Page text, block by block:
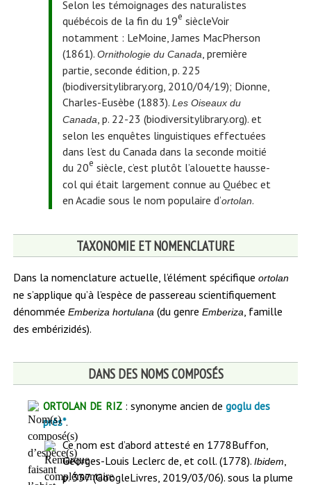
Selon les témoignages des naturalistes
québécois de la fin du 19e siècleVoir
notamment : LeMoine, James MacPherson
(1861). Ornithologie du Canada , première
partie, seconde édition, p. 225
(biodiversitylibrary.org, 2010/04/19); Dionne,
Charles-Eusèbe (1883). Les Oiseaux du
Canada , p. 22-23 (biodiversitylibrary.org).et
selon les enquêtes linguistiques effectuées
dans l’est du Canada dans la seconde moitié
du 20e siècle, c’est plutôt l’alouette hausse-
col qui était largement connue au Québec et
en Acadie sous le nom populaire d’ortolan.
TAXONOMIE ET NOMENCLATURE
Dans la nomenclature actuelle, l’élément spécifiqueortolan
ne s’applique qu’à l’espèce de passereau scientifiquement
dénomméeEmberiza hortulana (du genreEmberiza , famille
des embérizidés).
DANS DES NOMS COMPOSÉS
ortolan de riz : synonyme ancien degoglu des
prés*.
Ce nom est d’abord attesté en 1778Buffon,
Georges-Louis Leclerc de, et coll. (1778). Ibidem
p. 337 (GoogleLivres, 2019/03/06).sous la plume